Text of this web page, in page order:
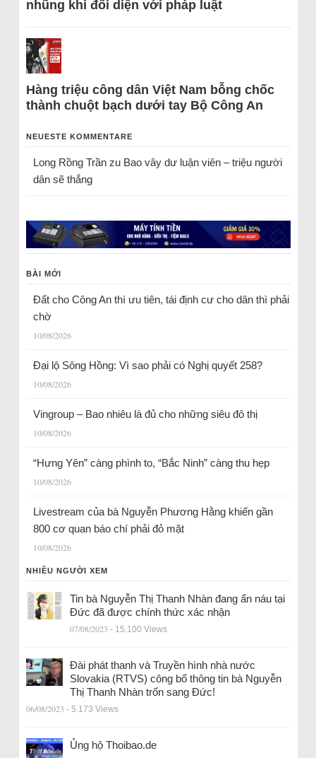
nhũng khi đối diện với pháp luật
Hàng triệu công dân Việt Nam bỗng chốc
thành chuột bạch dưới tay Bộ Công An
NEUESTE KOMMENTARE
Long Rồng Trầnzu Bao vây dư luận viên – triệu người
dân sẽ thắng
BÀI MỚI
Đất cho Công An thì ưu tiên, tái định cư cho dân thì phải
chờ
10/08/2026
Đại lộ Sông Hồng: Vì sao phải có Nghị quyết 258?
10/08/2026
Vingroup – Bao nhiêu là đủ cho những siêu đô thị
10/08/2026
“Hưng Yên” càng phình to, “Bắc Ninh” càng thu hẹp
10/08/2026
Livestream của bà Nguyễn Phương Hằng khiến gần
800 cơ quan báo chí phải đỏ mặt
10/08/2026
NHIỀU NGƯỜI XEM
Tin bà Nguyễn Thị Thanh Nhàn đang ẩn náu tại
Đức đã được chính thức xác nhận
07/08/2023 - 15.100 Views
Đài phát thanh và Truyền hình nhà nước
Slovakia (RTVS) công bố thông tin bà Nguyễn
Thị Thanh Nhàn trốn sang Đức!
06/08/2023 - 5.173 Views
Ủng hộ Thoibao.de